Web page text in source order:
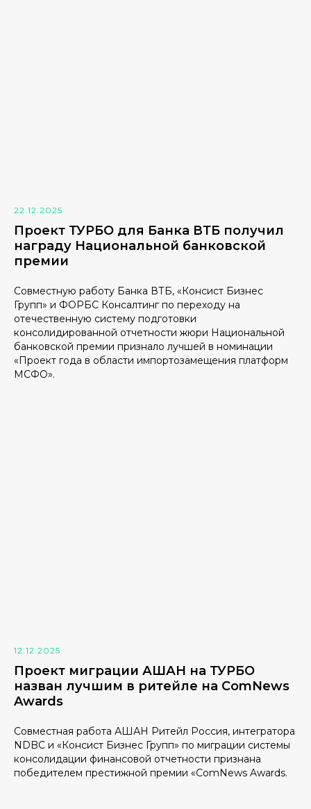
22.12.2025
Проект ТУРБО для Банка ВТБ получил
награду Национальной банковской
премии
Совместную работу Банка ВТБ, «Консист Бизнес
Групп» и ФОРБС Консалтинг по переходу на
отечественную систему подготовки
консолидированной отчетности жюри Национальной
банковской премии признало лучшей в номинации
«Проект года в области импортозамещения платформ
МСФО».
12.12.2025
Проект миграции АШАН на ТУРБО
назван лучшим в ритейле на ComNews
Awards
Совместная работа АШАН Ритейл Россия, интегратора
NDBC и «Консист Бизнес Групп» по миграции системы
консолидации финансовой отчетности признана
победителем престижной премии «ComNews Awards.